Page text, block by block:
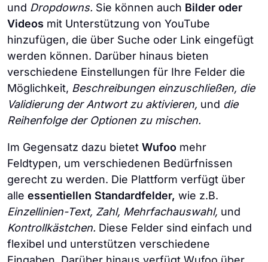
und Dropdowns. Sie können auch Bilder oder
Videos mit Unterstützung von YouTube
hinzufügen, die über Suche oder Link eingefügt
werden können. Darüber hinaus bieten
verschiedene Einstellungen für Ihre Felder die
Möglichkeit, Beschreibungen einzuschließen, die
Validierung der Antwort zu aktivieren, und die
Reihenfolge der Optionen zu mischen.
Im Gegensatz dazu bietet Wufoo mehr
Feldtypen, um verschiedenen Bedürfnissen
gerecht zu werden. Die Plattform verfügt über
alle essentiellen Standardfelder, wie z.B.
Einzellinien-Text, Zahl, Mehrfachauswahl, und
Kontrollkästchen. Diese Felder sind einfach und
flexibel und unterstützen verschiedene